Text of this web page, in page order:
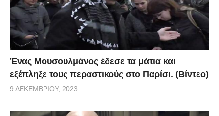
Ένας Μουσουλμάνος έδεσε τα μάτια και
εξέπληξε τους περαστικούς στο Παρίσι. (Βίντεο)
9 ΔΕΚΕΜΒΡΊΟΥ, 2023